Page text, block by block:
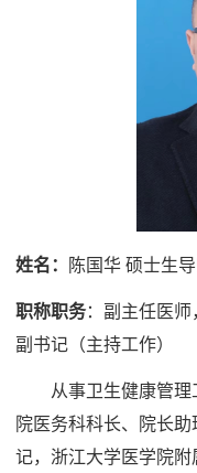
姓名： 陈国华 硕士生
职称职务：副主任医师
副书记（主持工作）
从事卫生健康管理
院医务科科长、院长
记，浙江大学医学院